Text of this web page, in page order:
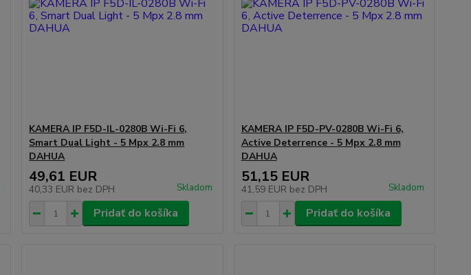
KAMERA IP F5D-IL-0280B Wi-Fi 6,
Smart Dual Light - 5 Mpx 2.8 mm
DAHUA
49,61 EUR
40,33 EUR bez DPH Skladom
Pridať do košíka
KAMERA IP F5D-PV-0280B Wi-Fi 6,
Active Deterrence - 5 Mpx 2.8 mm
DAHUA
51,15 EUR
41,59 EUR bez DPH Skladom
Pridať do košíka